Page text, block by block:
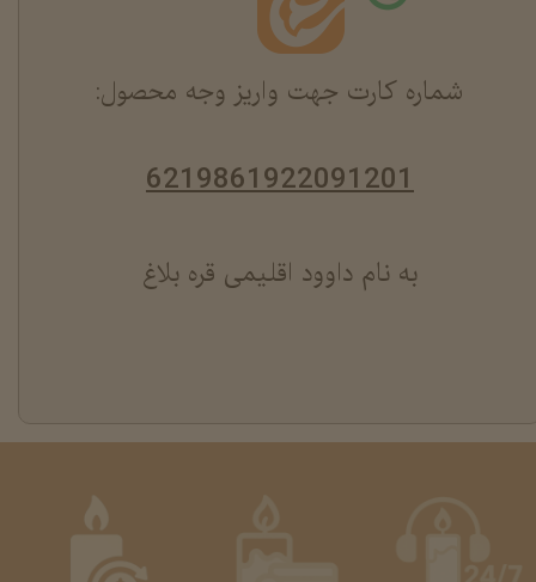
شماره کارت جهت واریز وجه محصول:
6219861922091201
به نام داوود اقلیمی قره بلاغ